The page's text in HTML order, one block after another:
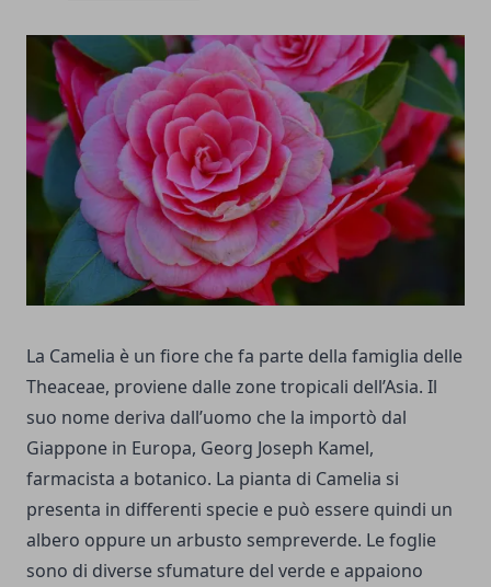
La Camelia è un fiore che fa parte della famiglia delle
Theaceae, proviene dalle zone tropicali dell’Asia. Il
suo nome deriva dall’uomo che la importò dal
Giappone in Europa, Georg Joseph Kamel,
farmacista a botanico. La pianta di Camelia si
presenta in differenti specie e può essere quindi un
albero oppure un arbusto sempreverde. Le foglie
sono di diverse sfumature del verde e appaiono